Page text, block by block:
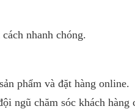
nhanh chóng.
phẩm và đặt hàng online.
ngũ chăm sóc khách hàng